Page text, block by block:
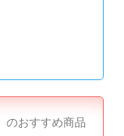
のおすすめ商品